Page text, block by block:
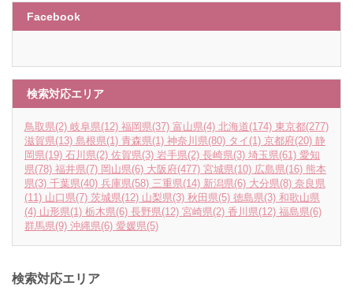
Facebook
検索対応エリア
鳥取県(2) 岐阜県(12) 福岡県(37) 富山県(4) 北海道(174) 東京都(277)
滋賀県(13) 島根県(1) 青森県(1) 神奈川県(80) タイ (1) 京都府(20) 静
岡県(19) 石川県(2) 佐賀県(3) 岩手県(2) 長崎県(3) 埼玉県(61) 愛知
県(78) 福井県(7) 岡山県(6) 大阪府(477) 宮城県(10) 広島県(16) 熊本
県(3) 千葉県(40) 兵庫県(58) 三重県(14) 新潟県(6) 大分県(8) 奈良県
(11) 山口県(7) 茨城県(12) 山梨県(3) 秋田県(5) 徳島県(3) 和歌山県
(4) 山形県(1) 栃木県(6) 長野県(12) 宮崎県(2) 香川県(12) 福島県(6)
群馬県(9) 沖縄県(6) 愛媛県(5)
検索対応エリア